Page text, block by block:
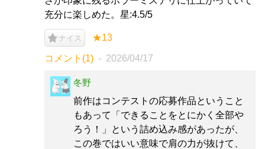
充分に楽しめた。星:4.5/5
ナイス ★13
コメント(1) 2026/04/17
冬野
前作はコンテストの応募作品ということ
もあって「できることをとにかく全部や
ろう！」という詰め込み感があったが、
この巻ではいい意味で肩の力が抜けて、